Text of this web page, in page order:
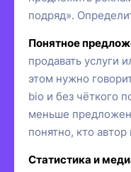
подряд».
Понятное
продавать услуги
этом нужно
bio и без чёткого
меньше
понятно, кто
Статистика и